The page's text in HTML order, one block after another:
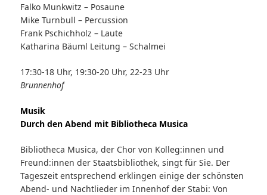
Falko Munkwitz – Posaune
Mike Turnbull – Percussion
Frank Pschichholz – Laute
Katharina Bäuml Leitung – Schalmei
17:30-18 Uhr, 19:30-20 Uhr, 22-23 Uhr
Brunnenhof
Musik
Durch den Abend mit Bibliotheca Musica
Bibliotheca Musica, der Chor von Kolleg:innen und
Freund:innen der Staatsbibliothek, singt für Sie. Der
Tageszeit entsprechend erklingen einige der schönsten
Abend- und Nachtlieder im Innenhof der Stabi: Von